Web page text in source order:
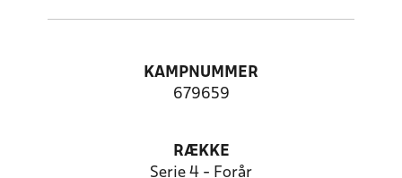
KAMPNUMMER
679659
RÆKKE
Serie 4 - Forår